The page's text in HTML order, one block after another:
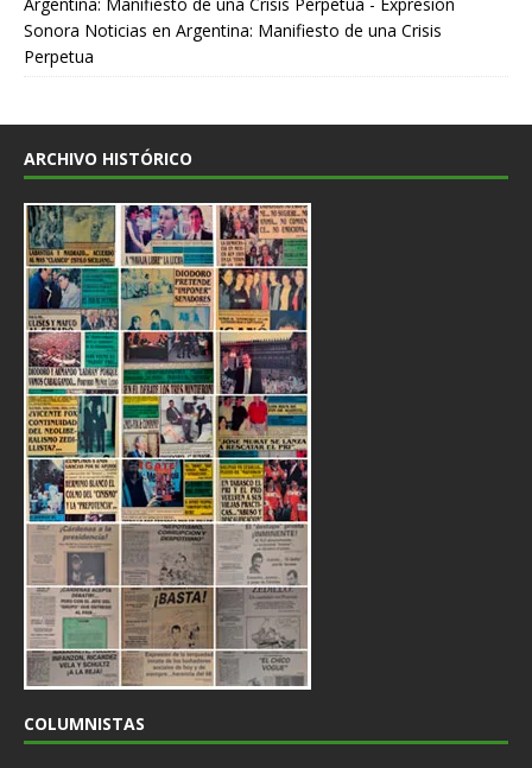
Sonora Noticias en Argentina: Manifiesto de una Crisis
Perpetua
ARCHIVO HISTÓRICO
COLUMNISTAS